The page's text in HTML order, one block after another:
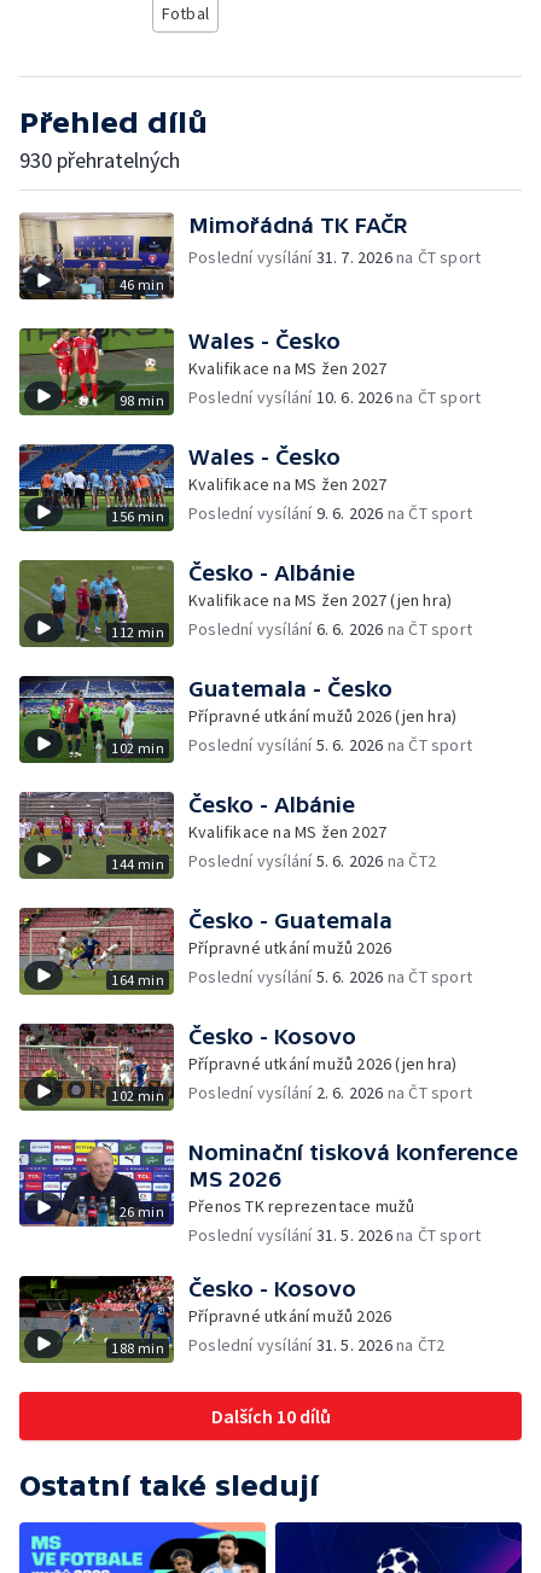
Fotbal
Přehled dílů
930 přehratelných
46 min
Mimořádná TK FAČR
Poslední vysílání31. 7. 2026na ČT sport
98 min
Wales - Česko
Kvalifikace na MS žen 2027
Poslední vysílání10. 6. 2026na ČT sport
156 min
Wales - Česko
Kvalifikace na MS žen 2027
Poslední vysílání9. 6. 2026 na ČT sport
112 min
Česko - Albánie
Kvalifikace na MS žen 2027 (jen hra)
Poslední vysílání6. 6. 2026 na ČT sport
102 min
Guatemala - Česko
Přípravné utkání mužů 2026 (jen hra)
Poslední vysílání5. 6. 2026 na ČT sport
144 min
Česko - Albánie
Kvalifikace na MS žen 2027
Poslední vysílání5. 6. 2026 na ČT2
164 min
Česko - Guatemala
Přípravné utkání mužů 2026
Poslední vysílání5. 6. 2026 na ČT sport
102 min
Česko - Kosovo
Přípravné utkání mužů 2026 (jen hra)
Poslední vysílání 2. 6. 2026 na ČT sport
26 min
Nominační tisková konference
MS 2026
Přenos TK reprezentace mužů
Poslední vysílání31. 5. 2026na ČT sport
188 min
Česko - Kosovo
Přípravné utkání mužů 2026
Poslední vysílání31. 5. 2026na ČT2
Dalších 10 dílů
Ostatní také sledují